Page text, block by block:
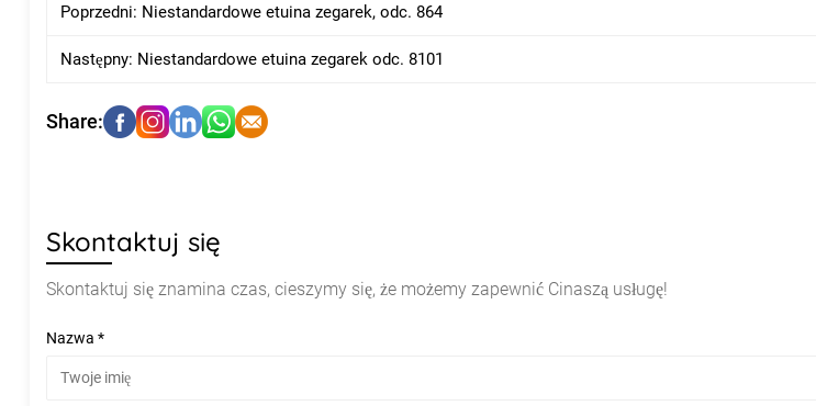
Poprzedni: Niestandardowe etuina zegarek, odc. 864
Następny: Niestandardowe etuina zegarek odc. 8101
Skontaktuj się
Skontaktuj się znamina czas, cieszymy się, że możemy zapewnić Cinaszą usługę!
Nazwa *